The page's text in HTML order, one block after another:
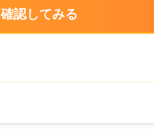
認してみる